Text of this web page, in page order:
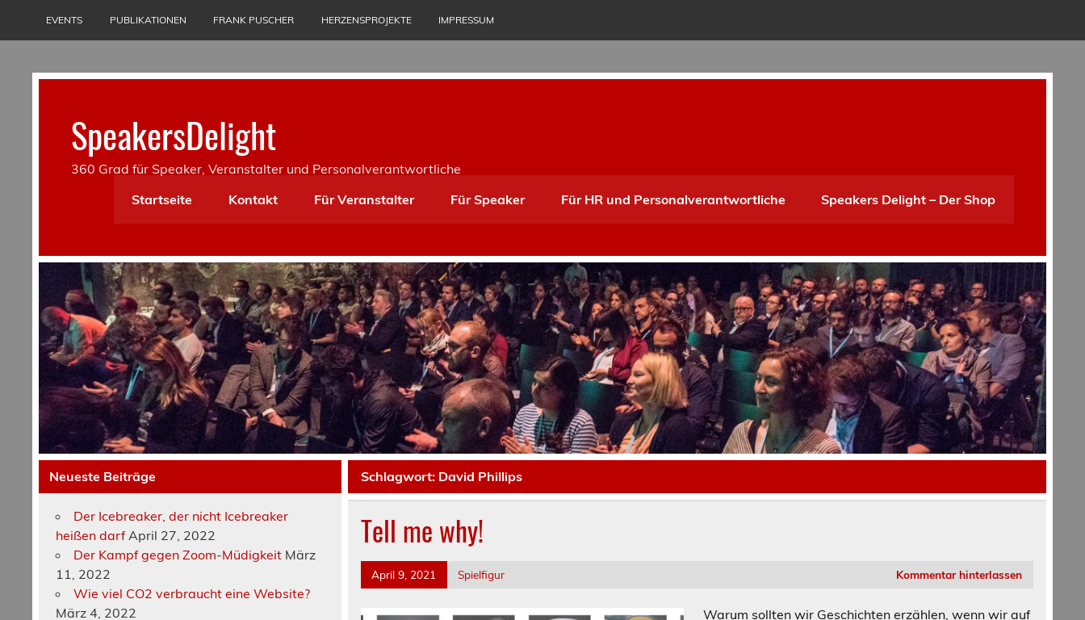
EVENTS PUBLIKATIONEN FRANK PUSCHER HERZENSPROJEKTE IMPRESSUM
SpeakersDelight
360 Grad für Speaker, Veranstalter und Personalverantwortliche
Startseite
Kontakt Für Veranstalter Für Speaker Für HR und Personalverantwortliche Speakers Delight – Der Shop
Schlagwort: David Phillips
Tell me why!
April 9, 2021 Spielfigur Kommentar hinterlassen
Warum sollten wir Geschichten erzählen, wenn wir auf
Neueste Beiträge
Der Icebreaker, der nicht Icebreaker
heißen darf April 27, 2022
Der Kampf gegen Zoom-Müdigkeit März
11, 2022
Wie viel CO2 verbraucht eine Website?
März 4, 2022